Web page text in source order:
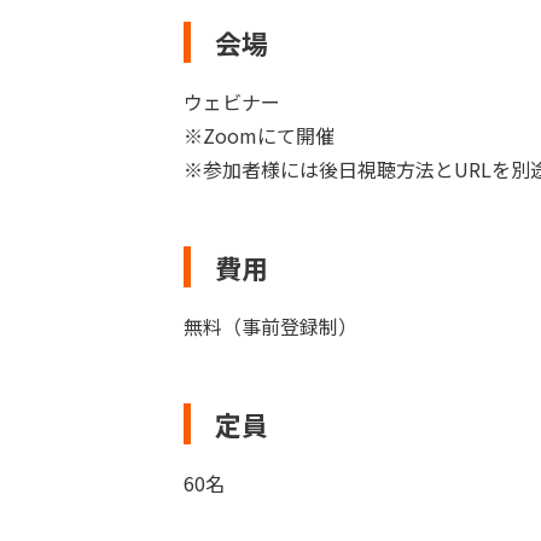
会場
ウェビナー
※Zoomにて開催
※参加者様には後日視聴方法とURLを別
費用
無料（事前登録制）
定員
60名